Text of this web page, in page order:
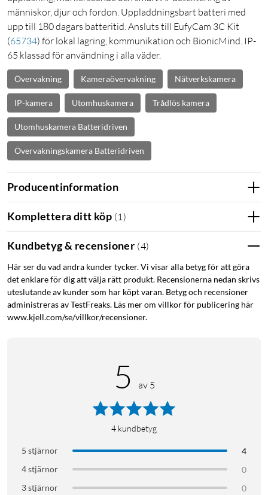
människor, djur och fordon. Uppladdningsbart batteri med
upp till 180 dagars batteritid. Ansluts till EufyCam 3C Kit
(65734) för lokal lagring, kommunikation och BionicMind. IP-
65 klassad för användning i alla väder.
Övervakning Kameraövervakning Nätverkskamera
IP-kamera Utomhuskamera Trådlös kamera
Utomhuskamera Batteridriven
Övervakningskamera Batteridriven
Producentinformation
Komplettera ditt köp (1)
Kundbetyg & recensioner (4)
Här ser du vad andra kunder tycker. Vi visar alla betyg för att göra
det enklare för dig att välja rätt produkt. Recensionerna nedan skrivs
uteslutande av kunder som har köpt varan. Betyg och recensioner
administreras av TestFreaks. Läs mer om villkor för publicering här
www.kjell.com/se/villkor/recensioner.
5 av 5
4 kundbetyg
5 stjärnor
4
4 stjärnor
0
3 stjärnor
0